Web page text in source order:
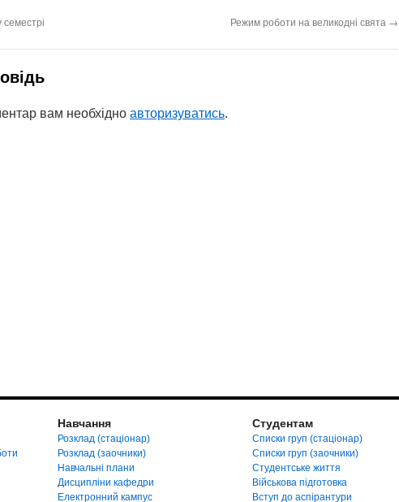
Режим роботи на великодні свята →
вам необхідно авторизуватись.
Навчання
Розклад (стаціонар)
Розклад (заочники)
Навчальні плани
Дисципліни кафедри
Електронний кампус
Студентам
Списки груп (стаціонар)
Списки груп (заочники)
Студентське життя
Військова підготовка
Вступ до аспірантури